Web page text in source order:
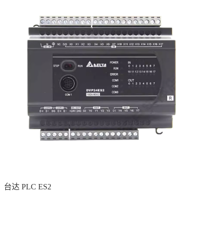
台达 PLC ES2